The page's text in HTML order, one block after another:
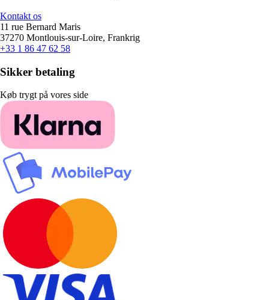
Kontakt os
11 rue Bernard Maris
37270 Montlouis-sur-Loire, Frankrig
+33 1 86 47 62 58
Sikker betaling
Køb trygt på vores side